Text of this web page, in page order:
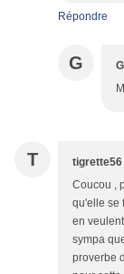
Répondre
G
T tigrette56
Coucou ,
qu'elle se
en
sympa
proverbe